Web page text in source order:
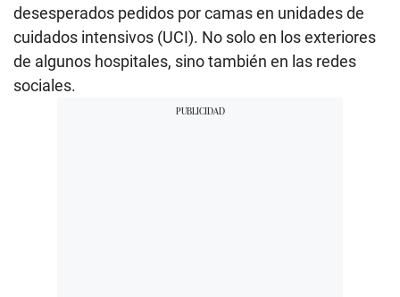
desesperados pedidos por camas en unidades de
cuidados intensivos (UCI). No solo en los exteriores
de algunos hospitales, sino también en las redes
sociales.